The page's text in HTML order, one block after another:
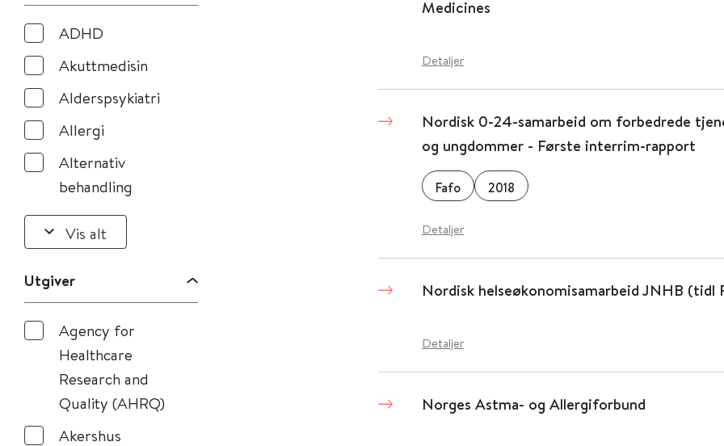
ADHD
Akuttmedisin
Alderspsykiatri
Allergi
Alternativ
behandling
Vis alt
Utgiver
Agency for
Healthcare
Research and
Quality (AHRQ)
Akershus
Medicines
Detaljer
Nordisk 0-24-samarbeid om forbedrede
og ungdommer - Første interrim-rapport
Fafo 2018
Detaljer
Nordisk helseøkonomisamarbeid JNHB (tidl
Detaljer
Norges Astma- og Allergiforbund